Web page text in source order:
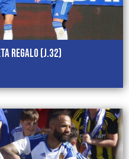
regalo (J.32)